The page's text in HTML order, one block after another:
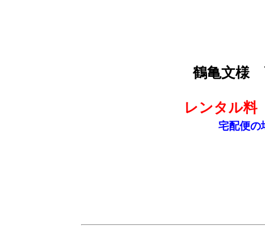
鶴亀文様
レンタル
宅配便